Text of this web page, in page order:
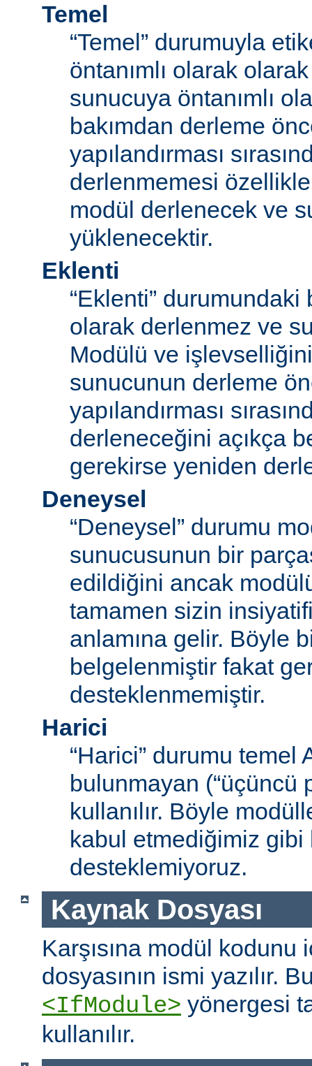
Temel
“Temel” durumuyla
öntanımlı olarak
sunucuya öntanımlı
bakımdan derleme
yapılandırması
derlenmemesi
modül derlenecek ve
yüklenecektir.
Eklenti
“Eklenti”
olarak derlenmez ve
Modülü ve
sunucunun derleme
yapılandırması
derleneceğini açıkça
gerekirse yeniden
Deneysel
“Deneysel” durumu
sunucusunun bir
edildiğini ancak
tamamen sizin
anlamına gelir. Böyle
belgelenmiştir fakat
desteklenmemiştir.
Harici
“Harici” durumu temel
bulunmayan (“üçüncü
kullanılır. Böyle
kabul etmediğimiz gibi
desteklemiyoruz.
Kaynak Dosyası
Karşısına modül kodunu
dosyasının ismi yazılır.
<IfModule> yönergesi
kullanılır.